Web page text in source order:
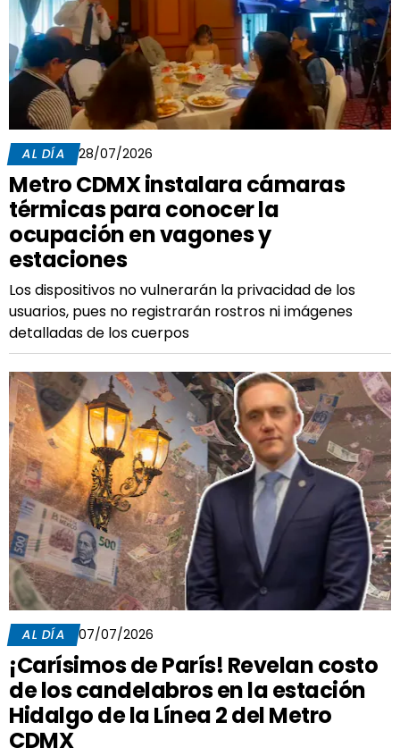
AL DÍA 28/07/2026
Metro CDMX instalara cámaras
térmicas para conocer la
ocupación en vagones y
estaciones
Los dispositivos no vulnerarán la privacidad de los
usuarios, pues no registrarán rostros ni imágenes
detalladas de los cuerpos
AL DÍA 07/07/2026
¡Carísimos de París! Revelan costo
de los candelabros en la estación
Hidalgo de la Línea 2 del Metro
CDMX